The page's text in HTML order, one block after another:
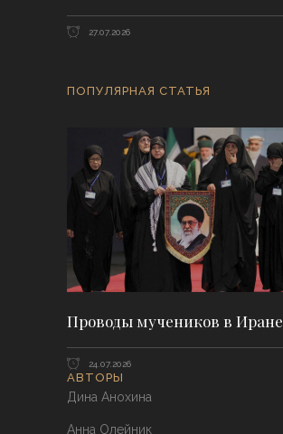
27.07.2026
ПОПУЛЯРНАЯ СТАТЬЯ
Проводы мучеников в Иране
24.07.2026
АВТОРЫ
Дина Анохина
Анна Олейник